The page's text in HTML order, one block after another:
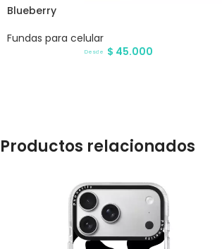
Blueberry
Fundas para celular
Desde $ 45.000
Productos relacionados